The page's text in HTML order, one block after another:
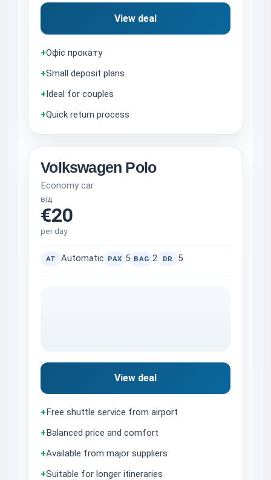
View deal
+Офіс прокату
+Small deposit plans
+Ideal for couples
+Quick return process
Volkswagen Polo
Economy car
від
€20
per day
AT Automatic PAX 5 BAG 2 DR 5
View deal
+Free shuttle service from airport
+Balanced price and comfort
+Available from major suppliers
+Suitable for longer itineraries